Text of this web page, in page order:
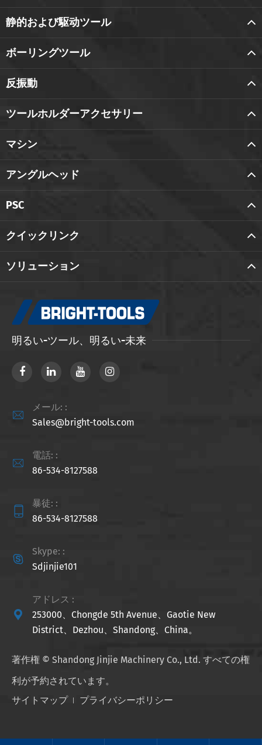
静的および駆动ツール
ボーリングツール
反振動
ツールホルダーアクセサリー
マシン
アングルヘッド
PSC
クイックリンク
ソリューション
明るい-ツール、明るい-未来

メール: :
Sales@bright-tools.com

電話: :
86-534-8127588

暴徒: :
86-534-8127588

Skype: :
Sdjinjie101

アドレス :
253000、Chongde 5th Avenue、Gaotie New
District、Dezhou、Shandong、China。
著作権 © Shandong Jinjie Machinery Co., Ltd. すべての権
利が予約されています。
サイトマップ
プライバシーポリシー